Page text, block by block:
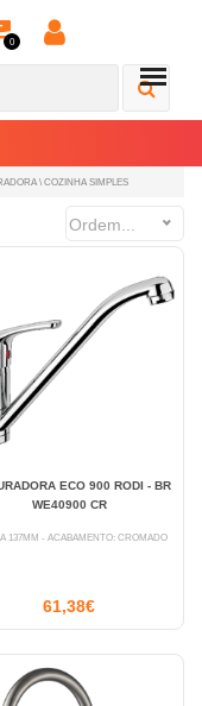
0
\ COZINHA SIMPLES
Ordem...
ECO 900 RODI - BR
WE40900 CR
137MM - ACABAMENTO: CROMADO
61,38€